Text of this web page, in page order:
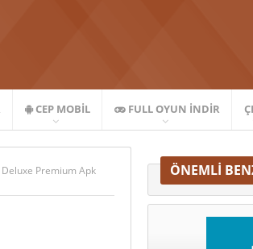
CEP MOBIL FULL OYUN İNDIR
Premium Apk
ÖNEMLI